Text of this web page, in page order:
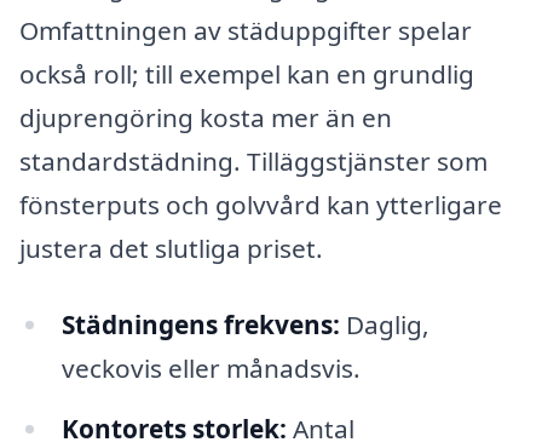
Omfattningen av städuppgifter spelar
också roll; till exempel kan en grundlig
djuprengöring kosta mer än en
standardstädning. Tilläggstjänster som
fönsterputs och golvvård kan ytterligare
justera det slutliga priset.
Städningens frekvens: Daglig,
veckovis eller månadsvis.
Kontorets storlek: Antal